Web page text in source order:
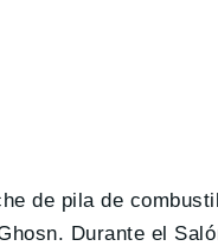
de pila de
Durante el